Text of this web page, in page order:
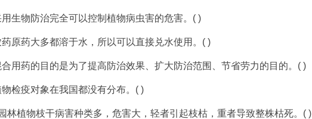
物防治完全可以控制植物病虫害的危害。( )
药大多都溶于水，所以可以直接兑水使用。( )
药的目的是为了提高防治效果、扩大防治范围、节省劳力的目的。( )
疫对象在我国都没有分布。( )
植物枝干病害种类多，危害大，轻者引起枝枯，重者导致整株枯死。( )